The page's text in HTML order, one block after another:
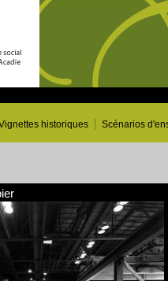
historiques Scénarios